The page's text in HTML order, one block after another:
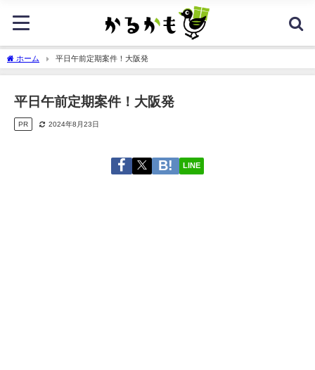
ホーム 平日午前定期案件！大阪発
平日午前定期案件！大阪発
PR 2024年8月23日
LINE